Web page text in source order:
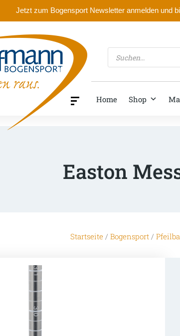
Jetzt zum Bogensport Newsletter anmelden und
Products
search
Home Shop
Easton
Startseite / Bogensport/